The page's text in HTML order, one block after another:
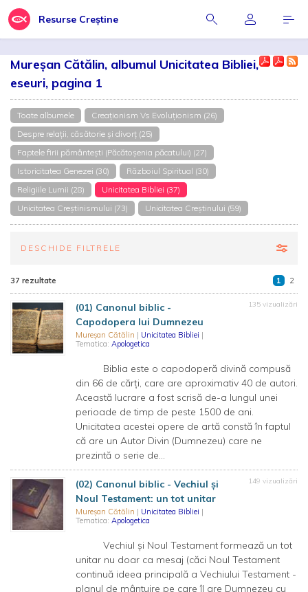
Resurse Creștine
Mureșan Cătălin, albumul Unicitatea Bibliei,
eseuri, pagina 1
Toate albumele
Creaționism Vs Evoluționism (26)
Despre relații, căsătorie și divorț (25)
Faptele firii pământești (Păcătoșenia păcatului) (27)
Istoricitatea Genezei (30)
Războiul Spiritual (30)
Religiile Lumii (28)
Unicitatea Bibliei (37)
Unicitatea Creștinismului (73)
Unicitatea Creștinului (59)
DESCHIDE FILTRELE
37 rezultate 1 2
(01) Canonul biblic -
Capodopera lui Dumnezeu
Mureșan Cătălin | Unicitatea Bibliei |
Tematica: Apologetica
135 vizualizări
Biblia este o capodoperă divină compusă
din 66 de cărți, care are aproximativ 40 de autori.
Această lucrare a fost scrisă de-a lungul unei
perioade de timp de peste 1500 de ani.
Unicitatea acestei opere de artă constă în faptul
că are un Autor Divin (Dumnezeu) care ne
prezintă o serie de...
(02) Canonul biblic - Vechiul și
Noul Testament: un tot unitar
Mureșan Cătălin | Unicitatea Bibliei |
Tematica: Apologetica
149 vizualizări
Vechiul și Noul Testament formează un tot
unitar nu doar ca mesaj (căci Noul Testament
continuă ideea principală a Vechiului Testament -
planul de mântuire pe care îl are Dumnezeu cu